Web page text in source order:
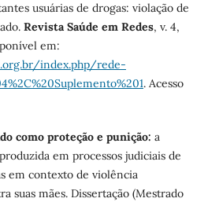
usuárias de drogas: violação de
Revista Saúde em Redes, v. 4,
em:
index.php/rede-
. Acesso
como proteção e punição: a
em processos judiciais de
em contexto de violência
suas mães. Dissertação (Mestrado